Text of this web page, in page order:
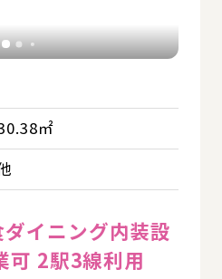
㎡
イニング内装設
可 2駅3線利用